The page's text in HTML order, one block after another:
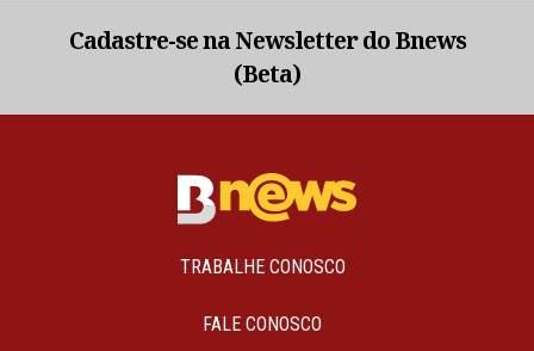
Cadastre-se na Newsletter do Bnews
(Beta)
TRABALHE CONOSCO
FALE CONOSCO